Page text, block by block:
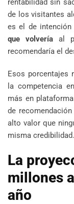
rentabilidad sin
de los visitantes
es el de intención
que volvería al
recomendaría el
Esos porcentajes
la competencia
más en
de
alto valor que
misma credibilidad.
La
millones
año